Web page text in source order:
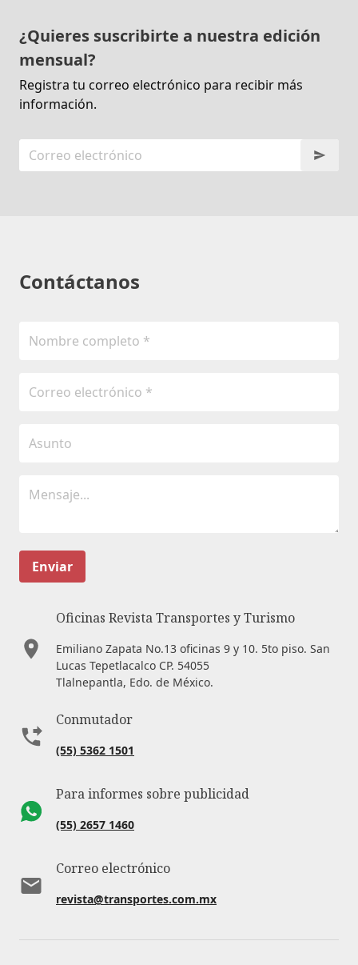
¿Quieres suscribirte a nuestra edición
mensual?
Registra tu correo electrónico para recibir más
información.
Contáctanos
Enviar
Oficinas Revista Transportes y Turismo
Emiliano Zapata No.13 oficinas 9 y 10. 5to piso. San
Lucas Tepetlacalco CP. 54055
Tlalnepantla, Edo. de México.
Conmutador
(55) 5362 1501
Para informes sobre publicidad
(55) 2657 1460
Correo electrónico
revista@transportes.com.mx